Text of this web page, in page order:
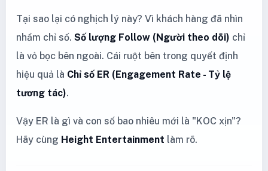
Tại sao lại có nghịch lý này? Vì khách hàng đã nhìn
nhầm chỉ số. Số lượng Follow (Người theo dõi) chỉ
là vỏ bọc bên ngoài. Cái ruột bên trong quyết định
hiệu quả là Chỉ số ER (Engagement Rate - Tỷ lệ
tương tác).
Vậy ER là gì và con số bao nhiêu mới là "KOC xịn"?
Hãy cùng Height Entertainment làm rõ.